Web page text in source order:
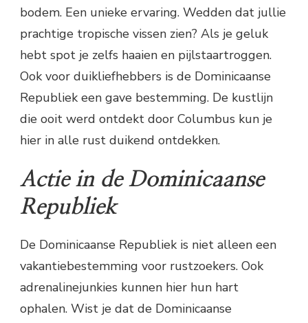
bodem. Een unieke ervaring. Wedden dat jullie
prachtige tropische vissen zien? Als je geluk
hebt spot je zelfs haaien en pijlstaartroggen.
Ook voor duikliefhebbers is de Dominicaanse
Republiek een gave bestemming. De kustlijn
die ooit werd ontdekt door Columbus kun je
hier in alle rust duikend ontdekken.
Actie in de Dominicaanse
Republiek
De Dominicaanse Republiek is niet alleen een
vakantiebestemming voor rustzoekers. Ook
adrenalinejunkies kunnen hier hun hart
ophalen. Wist je dat de Dominicaanse